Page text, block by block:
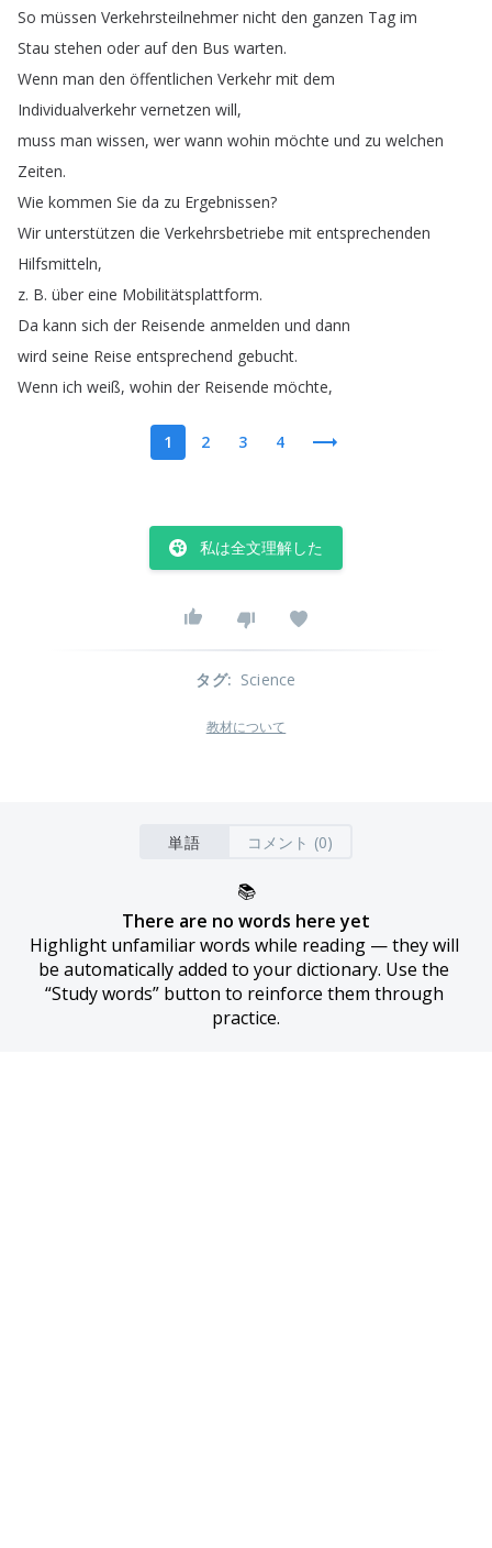
So müssen Verkehrsteilnehmer nicht den ganzen Tag im
Stau stehen oder auf den Bus warten.
Wenn man den öffentlichen Verkehr mit dem
Individualverkehr vernetzen will,
muss man wissen, wer wann wohin möchte und zu welchen
Zeiten.
Wie kommen Sie da zu Ergebnissen?
Wir unterstützen die Verkehrsbetriebe mit entsprechenden
Hilfsmitteln,
z. B. über eine Mobilitätsplattform.
Da kann sich der Reisende anmelden und dann
wird seine Reise entsprechend gebucht.
Wenn ich weiß, wohin der Reisende möchte,
1 2 3 4
私は全文理解した
タグ: Science
教材について
単語 コメント (0)
📚
There are no words here yet
Highlight unfamiliar words while reading — they will
be automatically added to your dictionary. Use the
“Study words” button to reinforce them through
practice.